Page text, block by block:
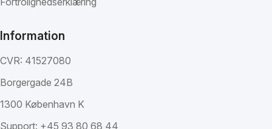
Information
CVR: 41527080
Borgergade 24B
1300 København K
Support: +45 93 80 68 44